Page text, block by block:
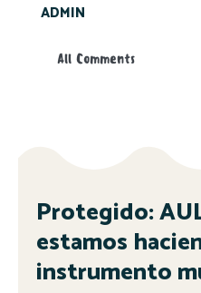
ADMIN
All Comments
Protegido:
estamos
instrumento